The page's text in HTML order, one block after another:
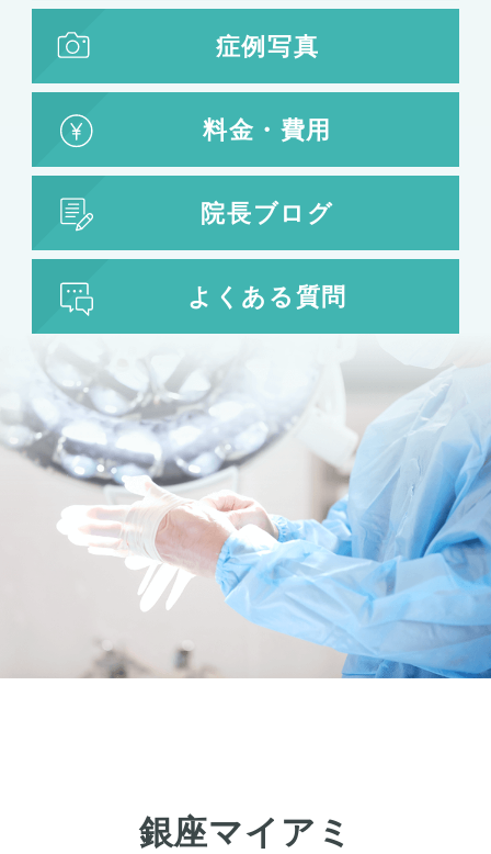
症例写真
料金・費用
院長ブログ
よくある質問
銀座マイアミ